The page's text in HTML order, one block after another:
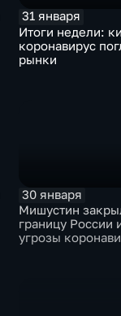
31 января
Итоги недели:
коронавирус
рынки
30 января
Мишустин
границу России
угрозы